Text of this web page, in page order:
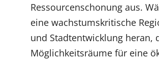
Ressourcenschonung aus.
eine wachstumskritische
und Stadtentwicklung heran,
Möglichkeitsräume für eine